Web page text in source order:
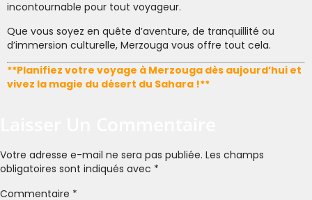
incontournable pour tout voyageur.
Que vous soyez en quête d’aventure, de tranquillité ou
d’immersion culturelle, Merzouga vous offre tout cela.
**Planifiez votre voyage à Merzouga dès aujourd’hui et
vivez la magie du désert du Sahara !**
Votre adresse e-mail ne sera pas publiée. Les champs
obligatoires sont indiqués avec *
Commentaire *